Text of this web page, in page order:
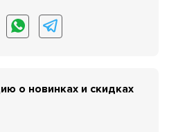
о новинках и скидках